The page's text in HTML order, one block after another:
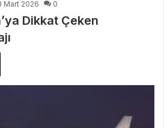
Mart 2026 0
Dikkat Çeken